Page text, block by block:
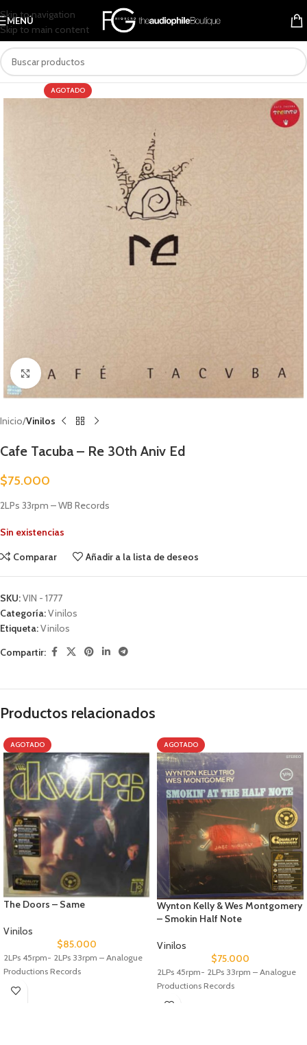
Skip to navigation
Skip to main content
MENÚ
AGOTADO
Clic para ampliar
Inicio Vinilos
Cafe Tacuba – Re 30th Aniv Ed
$75.000
2LPs 33rpm – WB Records
Sin existencias
Comparar
Añadir a la lista de deseos
SKU:VIN - 1777
Categoría:Vinilos
Etiqueta:Vinilos
Compartir:
Productos relacionados
AGOTADO
The Doors – Same
Vinilos
$85.000
2LPs 45rpm- 2LPs 33rpm – Analogue
Productions Records
AGOTADO
Wynton Kelly & Wes Montgomery
– Smokin Half Note
Vinilos
$75.000
2LPs 45rpm- 2LPs 33rpm – Analogue
Productions Records